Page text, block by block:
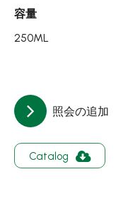
容量
250ML
照会の追加
Catalog
使用用途
ニュース
会社簡介
コンタクト